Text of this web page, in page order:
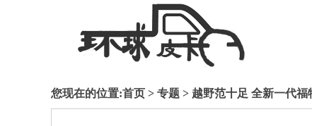
您现在的位置:首页 > 专题 > 越野范十足 全新一代